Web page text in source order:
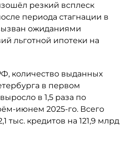
резкий всплеск
периода стагнации в
ожиданиями
льготной ипотеки на
количество выданных
в первом
в 1,5 раза по
июнем 2025-го. Всего
тыс. кредитов на 121,9 млрд